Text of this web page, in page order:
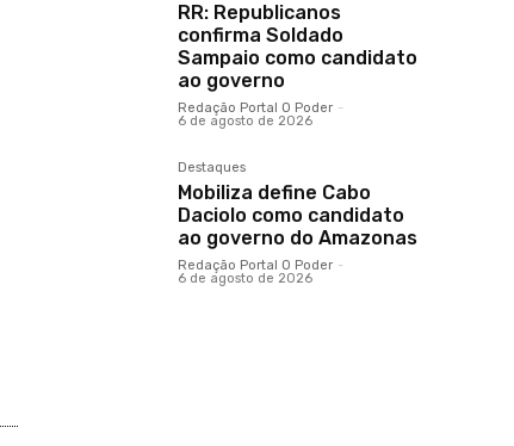
RR: Republicanos
confirma Soldado
Sampaio como candidato
ao governo
Redação Portal O Poder -
6 de agosto de 2026
Destaques
Mobiliza define Cabo
Daciolo como candidato
ao governo do Amazonas
Redação Portal O Poder -
6 de agosto de 2026